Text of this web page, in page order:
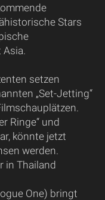
Stars
setzen
„Set-Jetting“
Ringe“ und
könnte jetzt
werden.
in Thailand
One) bringt